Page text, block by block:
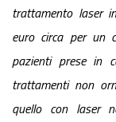
trattamento laser
euro circa per un
pazienti prese in
trattamenti non
quello con laser